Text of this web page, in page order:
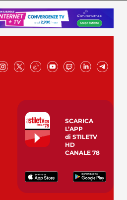
SCARICA
L’APP
di STILETV
HD
CANALE 78